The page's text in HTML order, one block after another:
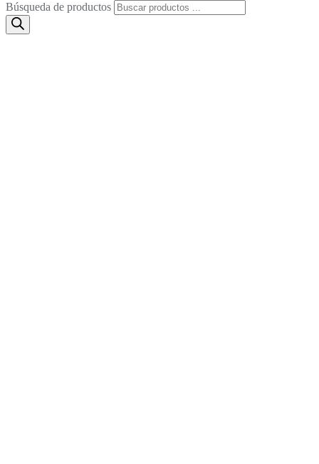
Búsqueda de productos